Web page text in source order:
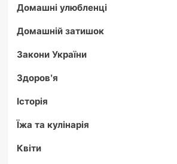
Домашні улюбленці
Домашній затишок
Закони України
Здоров'я
Історія
Їжа та кулінарія
Квіти